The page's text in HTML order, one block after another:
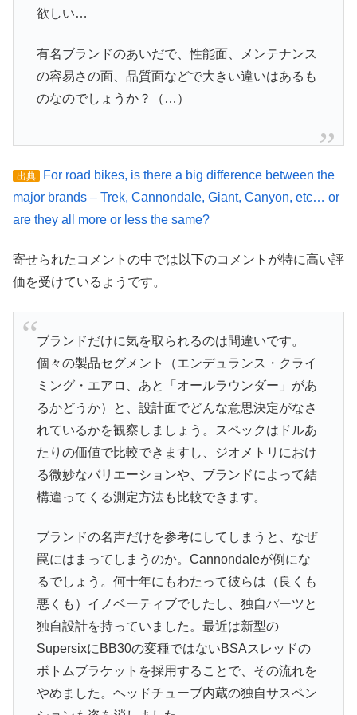
欲しい…
有名ブランドのあいだで、性能面、メンテナンス
の容易さの面、品質面などで大きい違いはあるも
のなのでしょうか？（…）
出典
For road bikes, is there a big difference between the
major brands – Trek, Cannondale, Giant, Canyon, etc… or
are they all more or less the same?
寄せられたコメントの中では以下のコメントが特に高い評
価を受けているようです。
ブランドだけに気を取られるのは間違いです。
個々の製品セグメント（エンデュランス・クライ
ミング・エアロ、あと「オールラウンダー」があ
るかどうか）と、設計面でどんな意思決定がなさ
れているかを観察しましょう。スペックはドルあ
たりの価値で比較できますし、ジオメトリにおけ
る微妙なバリエーションや、ブランドによって結
構違ってくる測定方法も比較できます。
ブランドの名声だけを参考にしてしまうと、なぜ
罠にはまってしまうのか。Cannondaleが例にな
るでしょう。何十年にもわたって彼らは（良くも
悪くも）イノベーティブでしたし、独自パーツと
独自設計を持っていました。最近は新型の
SupersixにBB30の変種ではないBSAスレッドの
ボトムブラケットを採用することで、その流れを
やめました。ヘッドチューブ内蔵の独自サスペン